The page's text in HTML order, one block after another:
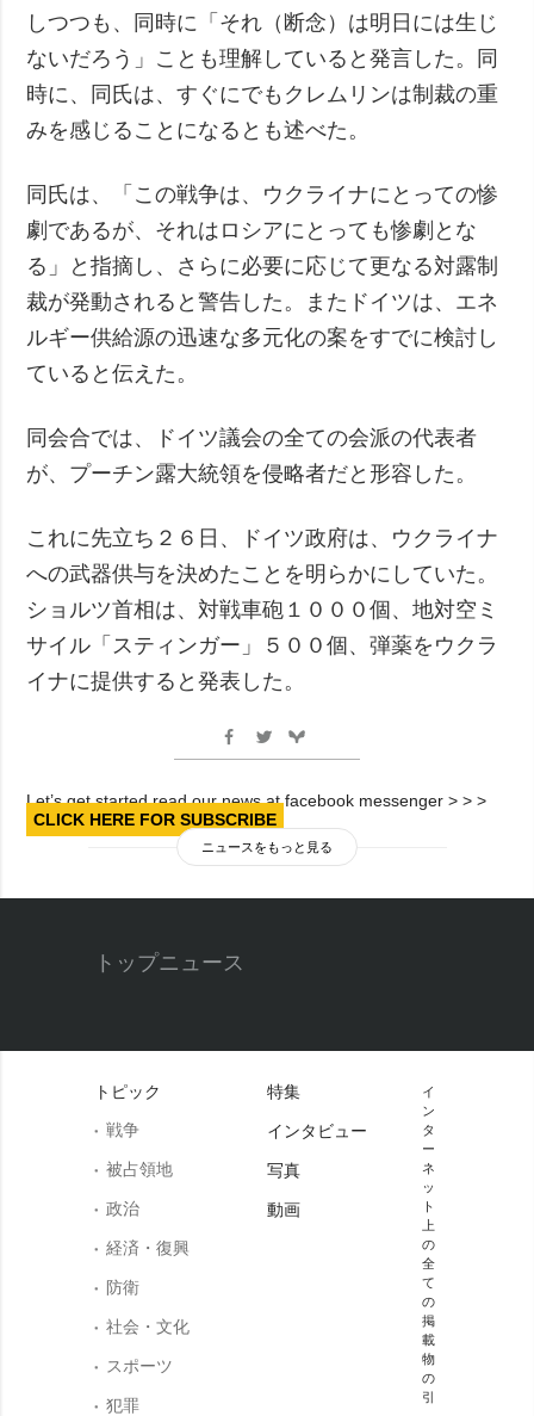
しつつも、同時に「それ（断念）は明日には生じ
ないだろう」ことも理解していると発言した。同
時に、同氏は、すぐにでもクレムリンは制裁の重
みを感じることになるとも述べた。
同氏は、「この戦争は、ウクライナにとっての惨
劇であるが、それはロシアにとっても惨劇とな
る」と指摘し、さらに必要に応じて更なる対露制
裁が発動されると警告した。またドイツは、エネ
ルギー供給源の迅速な多元化の案をすでに検討し
ていると伝えた。
同会合では、ドイツ議会の全ての会派の代表者
が、プーチン露大統領を侵略者だと形容した。
これに先立ち２６日、ドイツ政府は、ウクライナ
への武器供与を決めたことを明らかにしていた。
ショルツ首相は、対戦車砲１０００個、地対空ミ
サイル「スティンガー」５００個、弾薬をウクラ
イナに提供すると発表した。
Let’s get started read our news at facebook messenger > > >
CLICK HERE FOR SUBSCRIBE
ニュースをもっと見る
トップニュース
トピック
戦争
被占領地
政治
経済・復興
防衛
社会・文化
スポーツ
犯罪
特集
インタビュー
写真
動画
イ
ン
タ
ー
ネ
ッ
ト
上
の
全
て
の
掲
載
物
の
引